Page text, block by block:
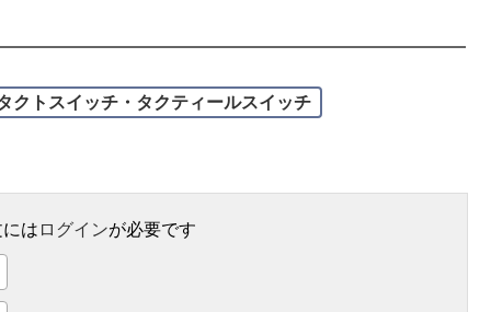
クトスイッチ・タクティールスイッチ
は ログインが必要です